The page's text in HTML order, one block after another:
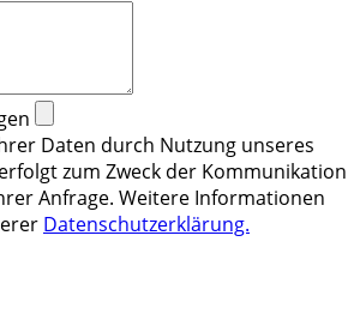
Daten durch Nutzung unseres
zum Zweck der Kommunikation
Anfrage. Weitere Informationen
Datenschutzerklärung.